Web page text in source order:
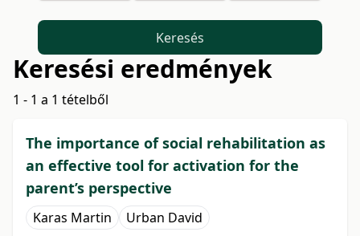
Keresés
Keresési eredmények
1 - 1 a 1 tételből
The importance of social rehabilitation as
an effective tool for activation for the
parent’s perspective
Karas Martin Urban David